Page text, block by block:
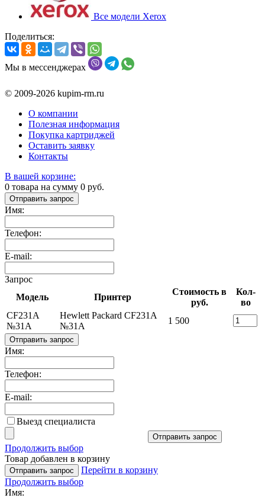
Все модели Xerox
Поделиться:
Мы в мессенджерах
© 2009-2026 kupim-rm.ru
О компании
Полезная информация
Покупка картриджей
Оставить заявку
Контакты
В вашей корзине:
0 товара на сумму 0 руб.
Отправить запрос
Имя:
Телефон:
E-mail:
Запрос
Модель
Принтер
Стоимость в
руб.
Кол-
во
CF231A
№31A
Hewlett Packard CF231A
№31A
1 500
Отправить запрос
Имя:
Телефон:
E-mail:
Выезд специалиста
Отправить запрос
Продолжить выбор
Товар добавлен в корзину
Отправить запрос
Перейти в корзину
Продолжить выбор
Имя: